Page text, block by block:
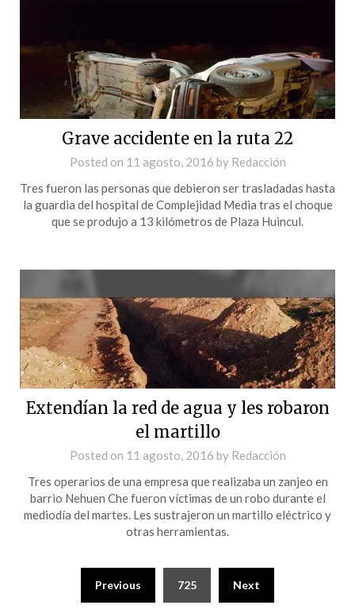
Grave accidente en la ruta 22
Posted on 11 agosto, 2016 by Redacción
Tres fueron las personas que debieron ser trasladadas hasta
la guardia del hospital de Complejidad Media tras el choque
que se produjo a 13 kilómetros de Plaza Huincul.
Extendían la red de agua y les robaron
el martillo
Posted on 11 agosto, 2016 by Redacción
Tres operarios de una empresa que realizaba un zanjeo en
barrio Nehuen Che fueron víctimas de un robo durante el
mediodía del martes. Les sustrajeron un martillo eléctrico y
otras herramientas.
Previous 725 Next